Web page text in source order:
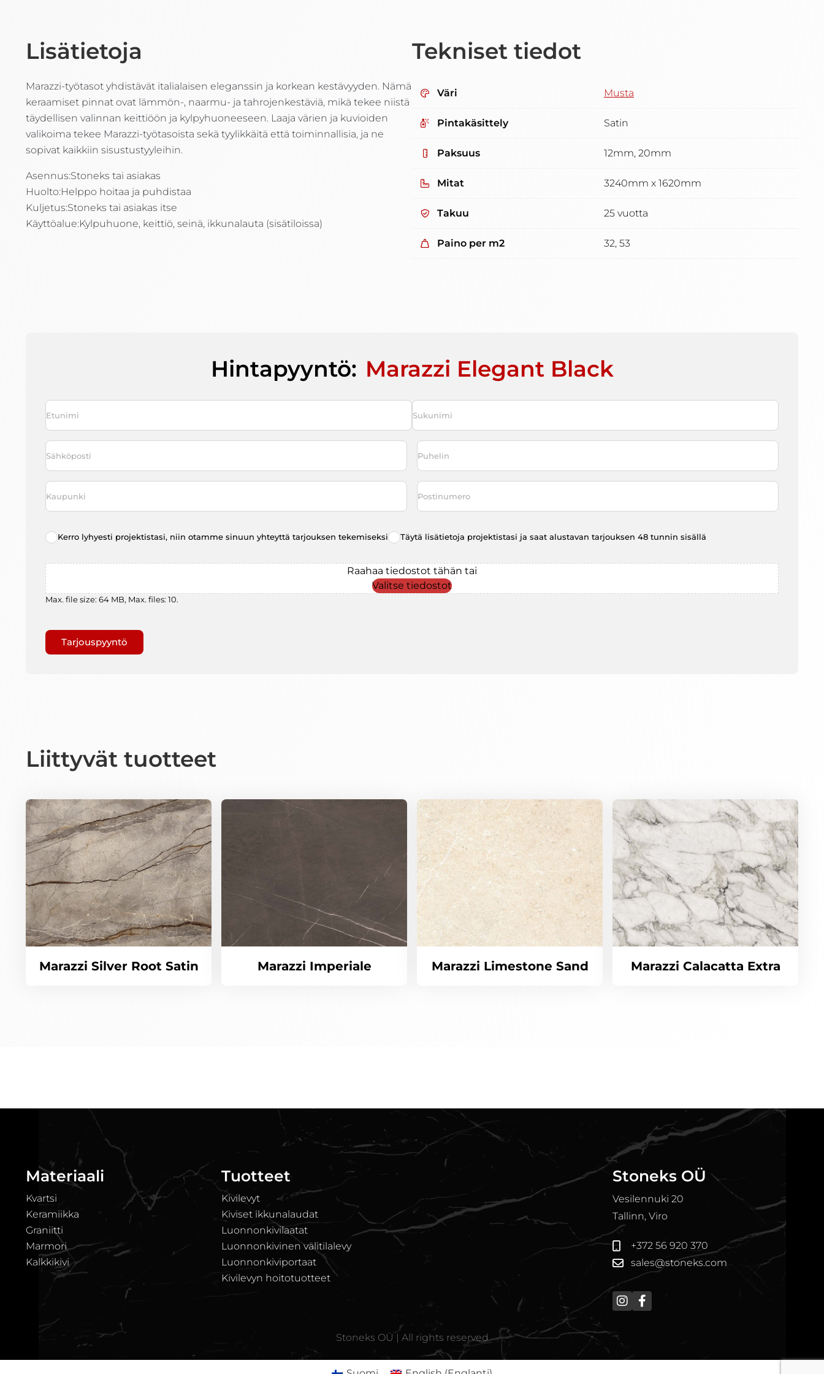
Lisätietoja
Marazzi-työtasot yhdistävät italialaisen eleganssin ja korkean kestävyyden. Nämä
keraamiset pinnat ovat lämmön-, naarmu- ja tahrojenkestäviä, mikä tekee niistä
täydellisen valinnan keittiöön ja kylpyhuoneeseen. Laaja värien ja kuvioiden
valikoima tekee Marazzi-työtasoista sekä tyylikkäitä että toiminnallisia, ja ne
sopivat kaikkiin sisustustyyleihin.
Asennus:Stoneks tai asiakas
Huolto:Helppo hoitaa ja puhdistaa
Kuljetus:Stoneks tai asiakas itse
Käyttöalue:Kylpuhuone, keittiö, seinä, ikkunalauta (sisätiloissa)
Tekniset tiedot
Väri Musta
Pintakäsittely Satin
Paksuus 12mm, 20mm
Mitat 3240mm x 1620mm
Takuu 25 vuotta
Paino per m2 32, 53
Hintapyyntö: Marazzi Elegant Black
Nimi
Sähköposti Puhelin
Kaupunki Postinumero
Radio
Kerro lyhyesti projektistasi, niin otamme sinuun yhteyttä tarjouksen tekemiseksi Täytä lisätietoja projektistasi ja saat alustavan tarjouksen 48 tunnin sisällä
File
Raahaa tiedostot tähän tai
Valitse tiedostot
Max. file size: 64 MB, Max. files: 10.
Liittyvät tuotteet
Marazzi Silver Root Satin Marazzi Imperiale Marazzi Limestone Sand Marazzi Calacatta Extra
Materiaali
Kvartsi
Keramiikka
Graniitti
Marmori
Kalkkikivi
Tuotteet
Kivilevyt
Kiviset ikkunalaudat
Luonnonkivilaatat
Luonnonkivinen välitilalevy
Luonnonkiviportaat
Kivilevyn hoitotuotteet
Stoneks OÜ
Vesilennuki 20
Tallinn, Viro
+372 56 920 370
sales@stoneks.com
Stoneks OÜ | All rights reserved